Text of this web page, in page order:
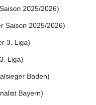
2025/2026)
Saison 2025/2026)
3. Liga)
Liga)
Baden)
Bayern)